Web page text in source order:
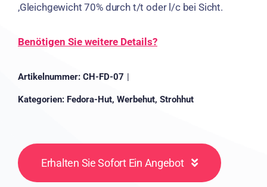
,Gleichgewicht 70% durch t/t oder l/c bei Sicht.
Benötigen Sie weitere Details?
Artikelnummer: CH-FD-07 |
Kategorien: Fedora-Hut, Werbehut, Strohhut
Erhalten Sie Sofort Ein Angebot